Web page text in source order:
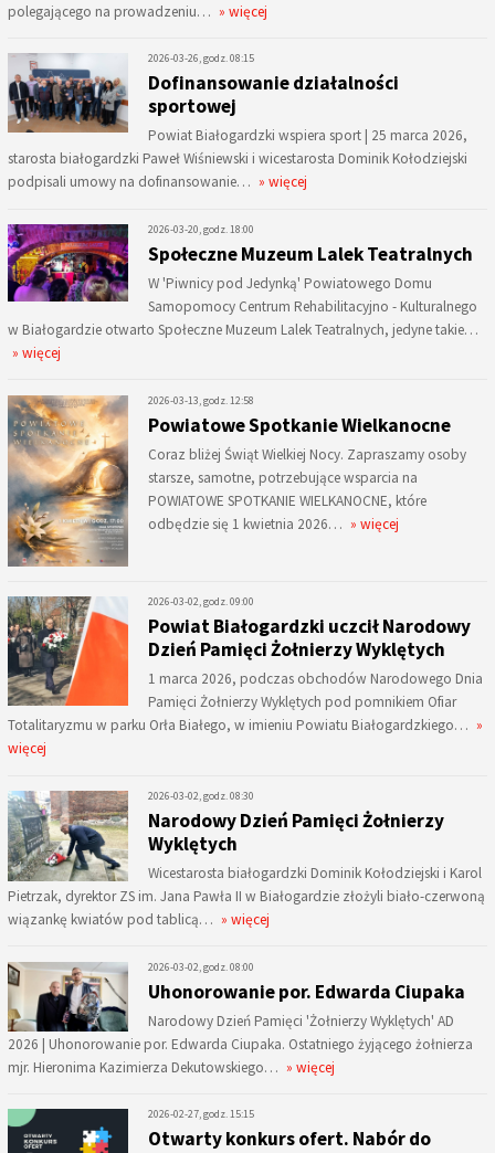
polegającego na prowadzeniu… » więcej
2026-03-26, godz. 08:15
Dofinansowanie działalności
sportowej
Powiat Białogardzki wspiera sport | 25 marca 2026,
starosta białogardzki Paweł Wiśniewski i wicestarosta Dominik Kołodziejski
podpisali umowy na dofinansowanie… » więcej
2026-03-20, godz. 18:00
Społeczne Muzeum Lalek Teatralnych
W 'Piwnicy pod Jedynką' Powiatowego Domu
Samopomocy Centrum Rehabilitacyjno - Kulturalnego
w Białogardzie otwarto Społeczne Muzeum Lalek Teatralnych, jedyne takie…
» więcej
2026-03-13, godz. 12:58
Powiatowe Spotkanie Wielkanocne
Coraz bliżej Świąt Wielkiej Nocy. Zapraszamy osoby
starsze, samotne, potrzebujące wsparcia na
POWIATOWE SPOTKANIE WIELKANOCNE, które
odbędzie się 1 kwietnia 2026… » więcej
2026-03-02, godz. 09:00
Powiat Białogardzki uczcił Narodowy
Dzień Pamięci Żołnierzy Wyklętych
1 marca 2026, podczas obchodów Narodowego Dnia
Pamięci Żołnierzy Wyklętych pod pomnikiem Ofiar
Totalitaryzmu w parku Orła Białego, w imieniu Powiatu Białogardzkiego… »
więcej
2026-03-02, godz. 08:30
Narodowy Dzień Pamięci Żołnierzy
Wyklętych
Wicestarosta białogardzki Dominik Kołodziejski i Karol
Pietrzak, dyrektor ZS im. Jana Pawła II w Białogardzie złożyli biało-czerwoną
wiązankę kwiatów pod tablicą… » więcej
2026-03-02, godz. 08:00
Uhonorowanie por. Edwarda Ciupaka
Narodowy Dzień Pamięci 'Żołnierzy Wyklętych' AD
2026 | Uhonorowanie por. Edwarda Ciupaka. Ostatniego żyjącego żołnierza
mjr. Hieronima Kazimierza Dekutowskiego… » więcej
2026-02-27, godz. 15:15
Otwarty konkurs ofert. Nabór do